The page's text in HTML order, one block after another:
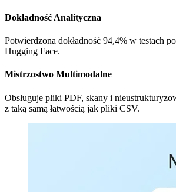
Dokładność Analityczna
Potwierdzona dokładność 94,4% w testach
Hugging Face.
Mistrzostwo Multimodalne
Obsługuje pliki PDF, skany i
z taką samą łatwością jak pliki CSV.